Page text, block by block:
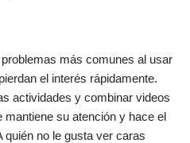
más comunes al usar
el interés rápidamente.
actividades y combinar videos
su atención y hace el
no le gusta ver caras